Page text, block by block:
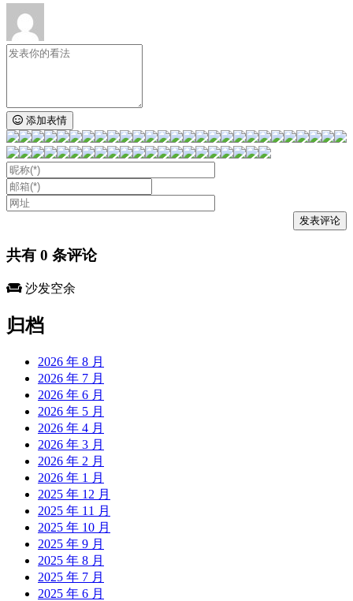
添加表情
共有 0 条评论
沙发空余
归档
2026 年 8 月
2026 年 7 月
2026 年 6 月
2026 年 5 月
2026 年 4 月
2026 年 3 月
2026 年 2 月
2026 年 1 月
2025 年 12 月
2025 年 11 月
2025 年 10 月
2025 年 9 月
2025 年 8 月
2025 年 7 月
2025 年 6 月